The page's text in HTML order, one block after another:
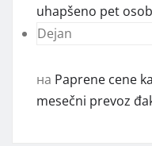
uhapšeno pet
Dejan
на Paprene cene
mesečni prevoz